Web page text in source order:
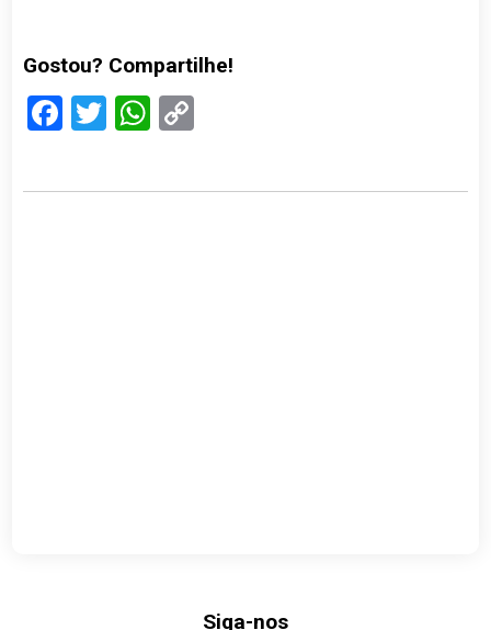
Gostou? Compartilhe!
Facebook
TwitterWhatsApp
Siga-nos